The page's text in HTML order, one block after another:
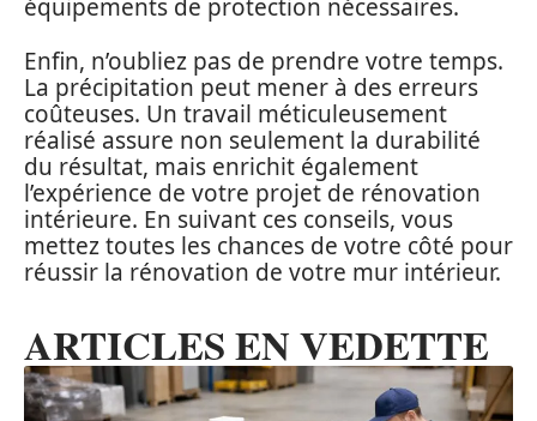
équipements de protection nécessaires.
Enfin, n’oubliez pas de prendre votre temps.
La précipitation peut mener à des erreurs
coûteuses. Un travail méticuleusement
réalisé assure non seulement la durabilité
du résultat, mais enrichit également
l’expérience de votre projet de rénovation
intérieure. En suivant ces conseils, vous
mettez toutes les chances de votre côté pour
réussir la rénovation de votre mur intérieur.
ARTICLES EN VEDETTE